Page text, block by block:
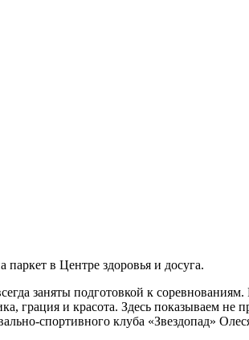
в Центре здоровья и досуга.
заняты подготовкой к
грация и красота. Здесь показываем не
спортивного клуба «Звездопад»